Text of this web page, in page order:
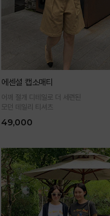
에센셜 캡소매티
어깨 절개 디테일로 더 세련된
모던 데일리 티셔츠
49,000